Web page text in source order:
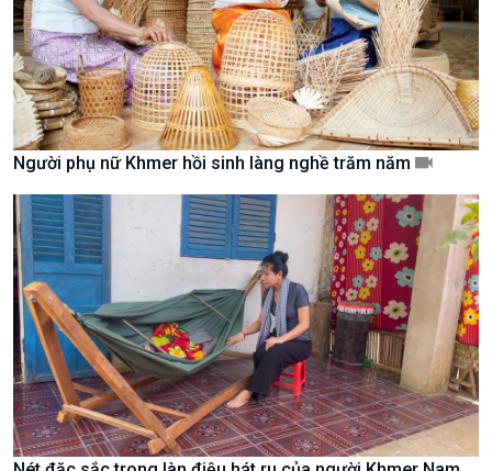
Văn hoá & Du lịch
Tin Văn hoá & Du lịch
Chát với người nổi tiếng
Câu chuyện Thể thao
Multimedia
Ảnh
Video
Infographic
E-Magazine
Người phụ nữ Khmer hồi sinh làng nghề trăm năm